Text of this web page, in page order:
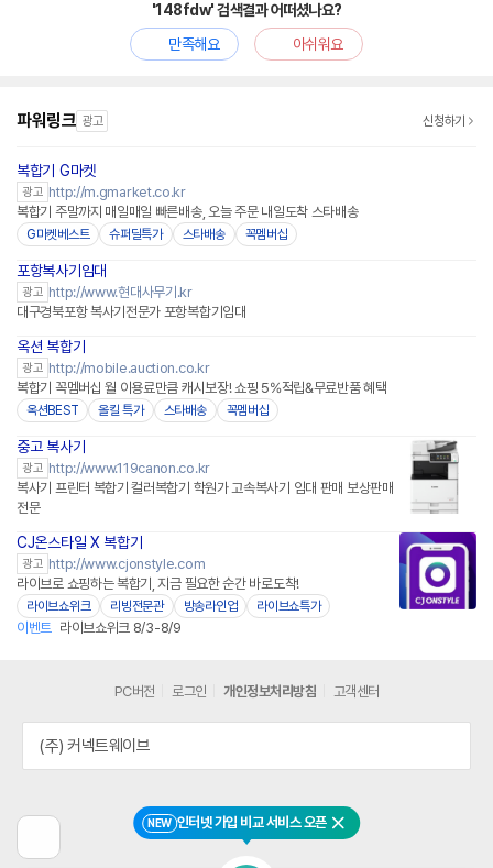
'148fdw' 검색결과 어떠셨나요?
만족해요
아쉬워요
파워링크 광고 신청하기
복합기 G마켓
광고 http://m.gmarket.co.kr
복합기 주말까지 매일매일 빠른배송, 오늘 주문 내일도착 스타배송
G마켓베스트 슈퍼딜특가 스타배송 꼭멤버십
포항복사기임대
광고 http://www.현대사무기.kr
대구경북포항 복사기전문가 포항복합기임대
옥션 복합기
광고 http://mobile.auction.co.kr
복합기 꼭멤버십 월 이용료만큼 캐시보장! 쇼핑 5%적립&무료반품 혜택
옥션BEST 올킬 특가 스타배송 꼭멤버십
중고 복사기
광고 http://www.119canon.co.kr
복사기 프린터 복합기 컬러복합기 학원가 고속복사기 임대 판매 보상판매
전문
CJ온스타일 X 복합기
광고 http://www.cjonstyle.com
라이브로 쇼핑하는 복합기, 지금 필요한 순간 바로도착!
라이브쇼위크 리빙전문관 방송라인업 라이브쇼특가
이벤트 라이브쇼위크 8/3-8/9
전
NEW 인터넷 가입 비교 서비스 오픈 닫기
PC버전 로그인 개인정보처리방침 고객센터
(주) 커넥트웨이브